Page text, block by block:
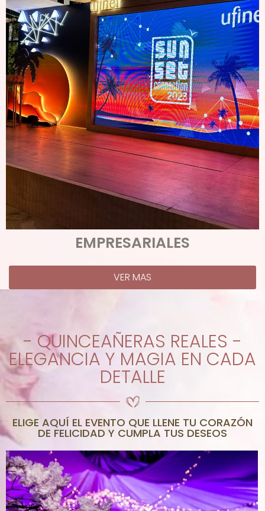
EMPRESARIALES
VER MAS
- QUINCEAÑERAS REALES -
ELEGANCIA Y MAGIA EN CADA
DETALLE
ELIGE AQUÍ EL EVENTO QUE LLENE TU CORAZÓN
DE FELICIDAD Y CUMPLA TUS DESEOS